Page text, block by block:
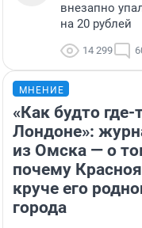
внезапно
на 20 рублей
14 299
МНЕНИЕ
«Как будто где-
Лондоне»:
из Омска — о
почему
круче его
города